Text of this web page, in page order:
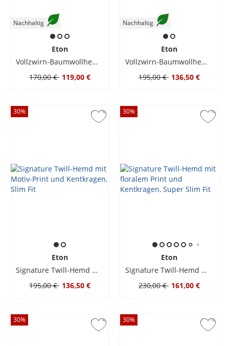
Nachhaltig
Eton
Vollzwirn-Baumwollhemd mit Pepita-Muster, Contemporary Fit
170,00 € 119,00 €
Nachhaltig
Eton
Vollzwirn-Baumwollhemd mit Allover-Print, Slim Fit
195,00 € 136,50 €
30%
Eton
Signature Twill-Hemd mit Motiv-Print und Kentkragen, Slim Fit
195,00 € 136,50 €
30%
Eton
Signature Twill-Hemd mit floralem Print und Kentkragen, Super Slim Fit
230,00 € 161,00 €
30% 30%